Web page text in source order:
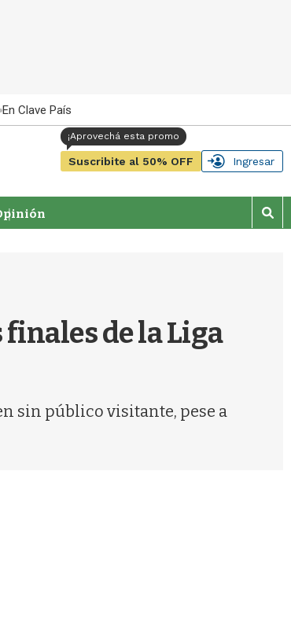
En Clave País
Suscribite al 50% OFF Ingresar
M
o
de la Liga
sin público visitante, pese a